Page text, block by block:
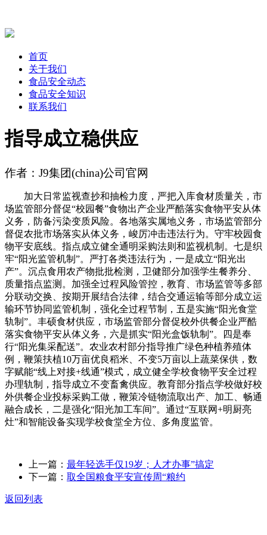
首页
关于我们
食品安全动态
食品安全知识
联系我们
指导成立稳供应
作者：J9集团(china)公司官网
加大日常监视查抄和抽检力度，严把入库食材质量关，市
场监管部分督促“校园餐”食物出产企业严酷落实食物平安从体
义务，防备污染变质风险。各地落实属地义务，市场监管部分
督促农批市场落实从体义务，峻厉冲击违法行为。守牢校园食
物平安底线。指点成立健全通明采购法则和监视机制。七是织
牢“阳光监管机制”。严打各类违法行为，一是成立“阳光出
产”。沉点食用农产物批批检测，卫健部分加强学生餐养分、
质量指点监测。加强全过程风险管控，教育、市场监管等多部
分联动交换、按期开展结合法律，结合交通运输等部分成立运
输环节协同监管机制，强化全过程节制，五是实施“阳光食堂
轨制”。丰硕食材供应，市场监管部分督促校外供餐企业严酷
落实食物平安从体义务，六是抓实“阳光盒饭轨制”。四是奉
行“阳光集采配送”。农业农村部分指导推广绿色种植养殖体
例，鞭策扶植10万亩优良稻米、不变5万亩以上蔬菜保供，数
字赋能“线上对接+线通”模式，成立健全学校食物平安全过程
办理轨制，指导成立不变畜禽供应。教育部分指点学校做好校
外供餐企业投标采购工做，鞭策冷链物流取出产、加工、畅通
融合成长，二是强化“阳光加工车间”。通过“互联网+明厨亮
灶”和智能设备实现学校食堂全方位、多角度监管。
上一篇： 最年轻选手仅19岁；人才办事”搞定
下一篇： 取全国粮食平安宣传周“粮约
返回列表